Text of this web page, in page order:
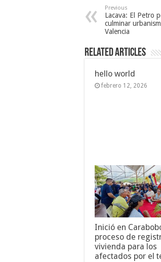
Previous
Lacava: El Petro
culminar
Valencia
Related Articles
hello world
febrero 12, 2026
Inició en
proceso de
vivienda para los
afectados por el